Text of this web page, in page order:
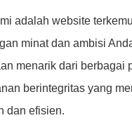
adalah website
minat dan ambisi
menarik dari berbagai
berintegritas yang
dan efisien.